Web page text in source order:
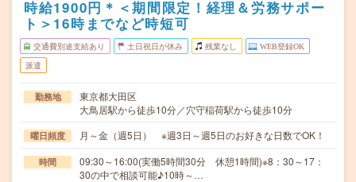
時給1900円＊＜期間限定！経理＆労務サポー
ト＞16時までなど時短可
交通費別途支給あり 土日祝日が休み 残業なし WEB登録OK
派遣
勤務地
東京都大田区
大鳥居駅から徒歩10分／穴守稲荷駅から徒歩10分
曜日頻度 月～金（週5日） ※週3日～週5日のお好きな日数でOK！
時間
09:30～16:00(実働5時間30分 休憩1時間)※8：30～17：
30の中で相談可能♪10時～…